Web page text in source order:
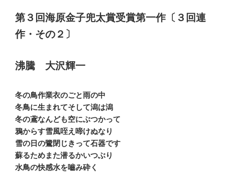
第３回海原金子兜太賞受賞第一作〔３回連
作・その２〕
沸騰 大沢輝一
冬の鳥作業衣のごと雨の中
冬鳥に生まれてそして潟は潟
冬の鳶なんども空にぶつかって
鴉からす雪風咥え啼けぬなり
雪の日の鷺閉じきって石器です
蘇るためまた潜るかいつぶり
水鳥の快感水を嚙み砕く